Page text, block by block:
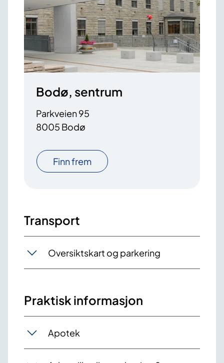
Bodø, sentrum
Parkveien 95
8005 Bodø
Finn frem
Transport
Oversiktskart og parkering
Praktisk informasjon
Apotek